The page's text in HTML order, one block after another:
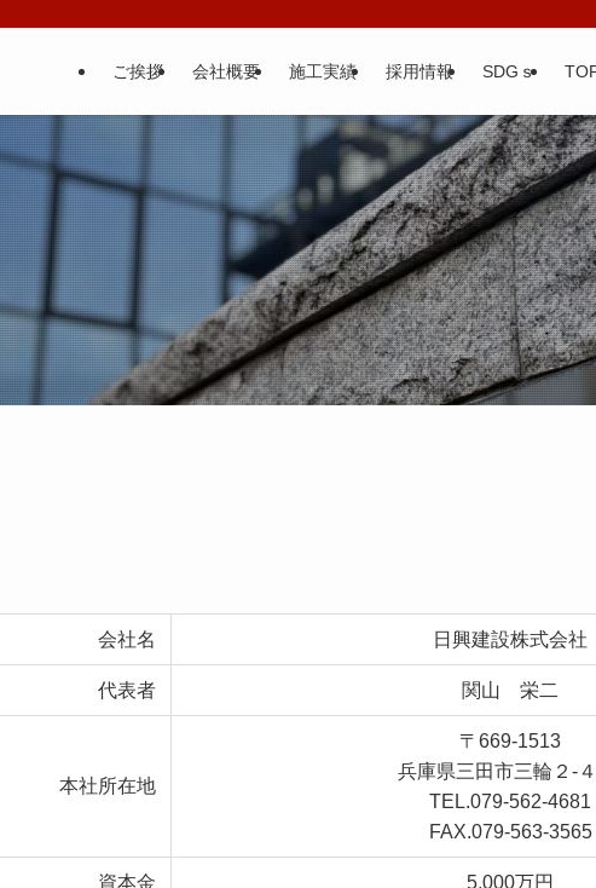
ご挨拶 会社概要 施工実績 採用情報 SDGｓ
会社名 日興建設株式会社
代表者 関山 栄二
本社所在地
〒669-1513
兵庫県三田市三輪２-
TEL.079-562-4681
FAX.079-563-3565
資本金 5,000万円